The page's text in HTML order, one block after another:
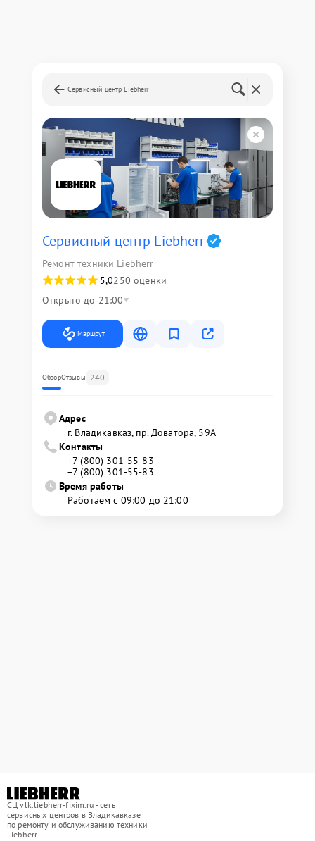
Сервисный центр Liebherr
Сервисный центр Liebherr
Ремонт техники Liebherr
5,0250 оценки
Открыто до 21:00
Маршрут
ОбзорОтзывы 240
Адрес
г. Владикавказ, пр. Доватора, 59А
Контакты
+7 (800) 301-55-83
+7 (800) 301-55-83
Время работы
Работаем с 09:00 до 21:00
СЦ vlk.liebherr-fixim.ru - сеть
сервисных центров в Владикавказе
по ремонту и обслуживанию техники
Liebherr